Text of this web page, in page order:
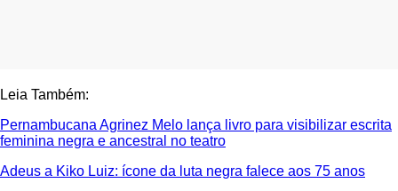
Leia Também:
Pernambucana Agrinez Melo lança livro para visibilizar escrita
feminina negra e ancestral no teatro
Adeus a Kiko Luiz: ícone da luta negra falece aos 75 anos